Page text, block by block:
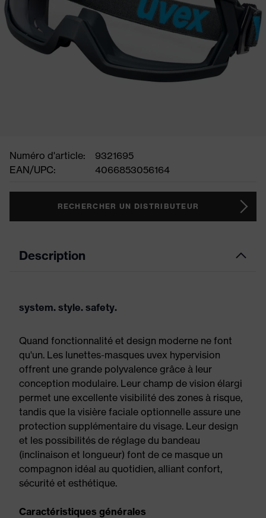
Numéro d'article:
9321695
EAN/UPC:
4066853056164
RECHERCHER UN DISTRIBUTEUR
Description
system. style. safety.
Quand fonctionnalité et design moderne ne font
qu'un. Les lunettes-masques uvex hypervision
offrent une grande polyvalence grâce à leur
conception modulaire. Leur champ de vision élargi
permet une excellente visibilité des zones à risque,
tandis que la visière faciale optionnelle assure une
protection supplémentaire du visage. Leur design
et les possibilités de réglage du bandeau
(inclinaison et longueur) font de ce masque un
compagnon idéal au quotidien, alliant confort,
sécurité et esthétique.
Caractéristiques générales